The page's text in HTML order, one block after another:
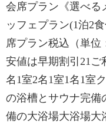
会席プラン《選べる
ッフェプラン(1泊2
席プラン税込（単
安値は早期割引21ご
名1室2名1室1名1室
の浴槽とサウナ完備
備の大浴場大浴場大